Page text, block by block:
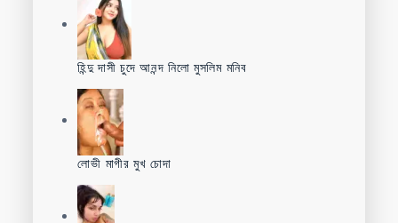
হিন্দু দাসী চুদে আনন্দ নিলো মুসলিম মনিব
লোভী মাগীর মুখ চোদা